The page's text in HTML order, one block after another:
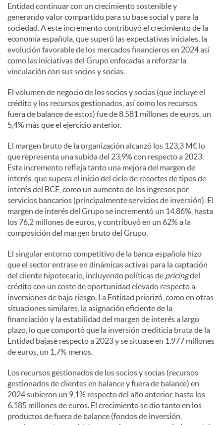
Entidad continuar con un crecimiento sostenible y
generando valor compartido para su base social y para la
sociedad. A este incremento contribuyó el crecimiento de la
economía española, que superó las expectativas iniciales, la
evolución favorable de los mercados financieros en 2024 así
como las iniciativas del Grupo enfocadas a reforzar la
vinculación con sus socios y socias.
El volumen de negocio de los socios y socias (que incluye el
crédito y los recursos gestionados, así como los recursos
fuera de balance de estos) fue de 8.581 millones de euros, un
5,4% más que el ejercicio anterior.
El margen bruto de la organización alcanzó los 123,3 M€ lo
que representa una subida del 23,9% con respecto a 2023.
Este incremento refleja tanto una mejora del margen de
interés, que supera el inicio del ciclo de recortes de tipos de
interés del BCE, como un aumento de los ingresos por
servicios bancarios (principalmente servicios de inversión). El
margen de interés del Grupo se incrementó un 14,86%, hasta
los 76,2 millones de euros, y contribuyó en un 62% a la
composición del margen bruto del Grupo.
El singular entorno competitivo de la banca española hizo
que el sector entrase en dinámicas activas para la captación
del cliente hipotecario, incluyendo políticas de pricingdel
crédito con un coste de oportunidad elevado respecto a
inversiones de bajo riesgo. La Entidad priorizó, como en otras
situaciones similares, la asignación eficiente de la
financiación y la estabilidad del margen de interés a largo
plazo, lo que comportó que la inversión crediticia bruta de la
Entidad bajase respecto a 2023 y se situase en 1.977 millones
de euros, un 1,7% menos.
Los recursos gestionados de los socios y socias (recursos
gestionados de clientes en balance y fuera de balance) en
2024 subieron un 9,1% respecto del año anterior, hasta los
6.185 millones de euros. El crecimiento se dio tanto en los
productos de fuera de balance (fondos de inversión,